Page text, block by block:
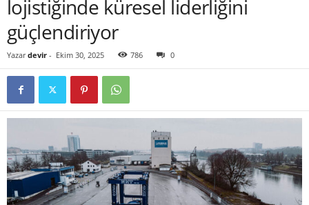
lojistiğinde küresel liderliğini
güçlendiriyor
Yazar devir - Ekim 30, 2025 786 0